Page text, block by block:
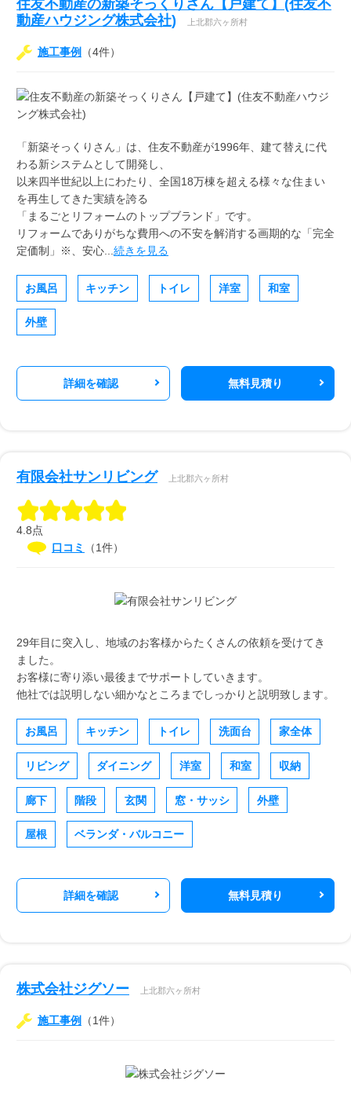
住友不動産の新築そっくりさん【戸建て】(住友不
動産ハウジング株式会社)
上北郡六ヶ所村
施工事例 （4件）
「新築そっくりさん」は、住友不動産が1996年、建て替えに代
わる新システムとして開発し、
以来四半世紀以上にわたり、全国18万棟を超える様々な住まい
を再生してきた実績を誇る
「まるごとリフォームのトップブランド」です。
リフォームでありがちな費用への不安を解消する画期的な「完全
定価制」※、安心... 続きを見る
お風呂 キッチン トイレ 洋室 和室
外壁
詳細を確認 無料見積り
有限会社サンリビング 上北郡六ヶ所村
4.8点
口コミ
（1件）
29年目に突入し、地域のお客様からたくさんの依頼を受けてき
ました。
お客様に寄り添い最後までサポートしていきます。
他社では説明しない細かなところまでしっかりと説明致します。
お風呂 キッチン トイレ 洗面台 家全体
リビング ダイニング 洋室 和室 収納
廊下 階段 玄関 窓・サッシ 外壁
屋根 ベランダ・バルコニー
詳細を確認 無料見積り
株式会社ジグソー 上北郡六ヶ所村
施工事例 （1件）